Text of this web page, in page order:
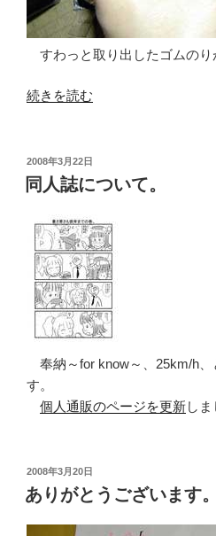
すわっと取り出したゴムのり
“や
号、
パ
ク。”
の
続きを読む
投
稿
日:
2008年3月22日
同人誌について。
奉納～for know～、25km/h、
す。
個人通販のページを更新しま
投
稿
日:
2008年3月20日
ありがとうございます。